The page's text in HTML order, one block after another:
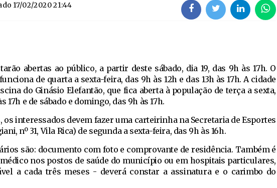
17/02/2020 21:44
abertas ao público, a partir deste sábado, dia 19, das 9h às 17h. O
de quarta a sexta-feira, das 9h às 12h e das 13h às 17h. A cidade
do Ginásio Elefantão, que fica aberta à população de terça a sexta,
17h e de sábado e domingo, das 9h às 17h.
os interessados devem fazer uma carteirinha na Secretaria de Esportes
nº 31, Vila Rica) de segunda a sexta-feira, das 9h às 16h.
são: documento com foto e comprovante de residência. Também é
nos postos de saúde do município ou em hospitais particulares,
a cada três meses - deverá constar a assinatura e o carimbo do